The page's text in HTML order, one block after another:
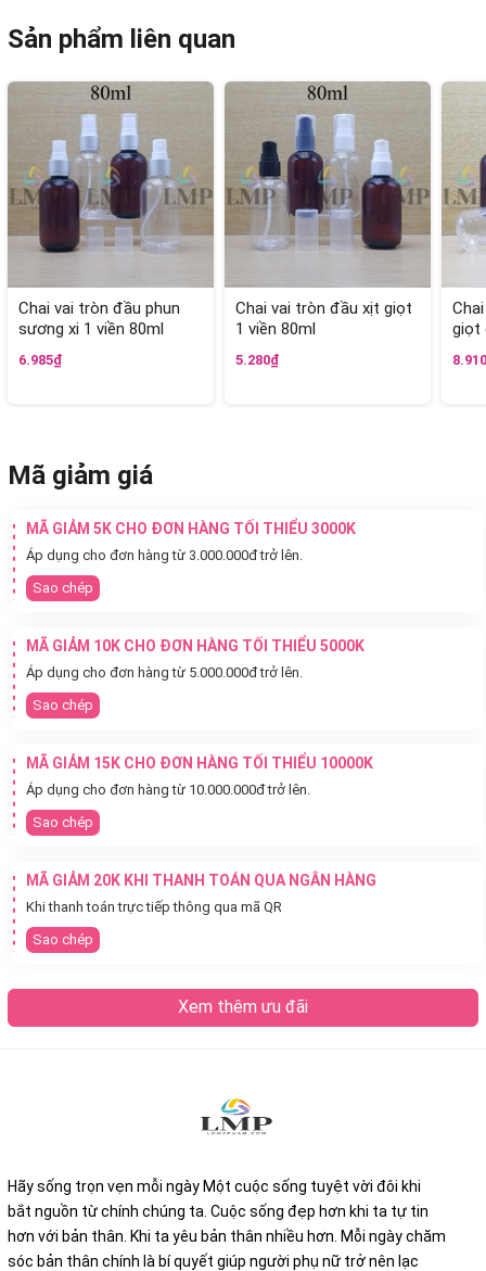
Sản phẩm liên quan
Chai vai tròn đầu phun
sương xi 1 viền 80ml
6.985₫
Chai vai tròn đầu xịt giọt
1 viền 80ml
5.280₫
giọt
Mã giảm giá
MÃ GIẢM 5K CHO ĐƠN HÀNG TỐI THIỂU 3000K
Áp dụng cho đơn hàng từ 3.000.000đ trở lên.
Sao chép
MÃ GIẢM 10K CHO ĐƠN HÀNG TỐI THIỂU 5000K
Áp dụng cho đơn hàng từ 5.000.000đ trở lên.
Sao chép
MÃ GIẢM 15K CHO ĐƠN HÀNG TỐI THIỂU 10000K
Áp dụng cho đơn hàng từ 10.000.000đ trở lên.
Sao chép
MÃ GIẢM 20K KHI THANH TOÁN QUA NGÂN HÀNG
Khi thanh toán trực tiếp thông qua mã QR
Sao chép
Xem thêm ưu đãi
Hãy sống trọn vẹn mỗi ngày Một cuộc sống tuyệt vời đôi khi
bắt nguồn từ chính chúng ta. Cuộc sống đẹp hơn khi ta tự tin
hơn với bản thân. Khi ta yêu bản thân nhiều hơn. Mỗi ngày chăm
sóc bản thân chính là bí quyết giúp người phụ nữ trở nên lạc